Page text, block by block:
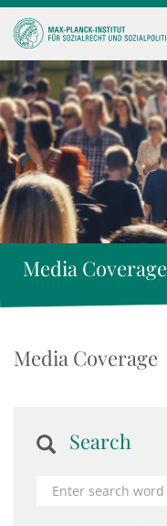
Media Coverage
Media Coverage
Search